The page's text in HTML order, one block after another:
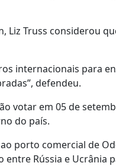
Liz Truss considerou
internacionais para
defendeu.
votar em 05 de
do país.
porto comercial de
Rússia e Ucrânia